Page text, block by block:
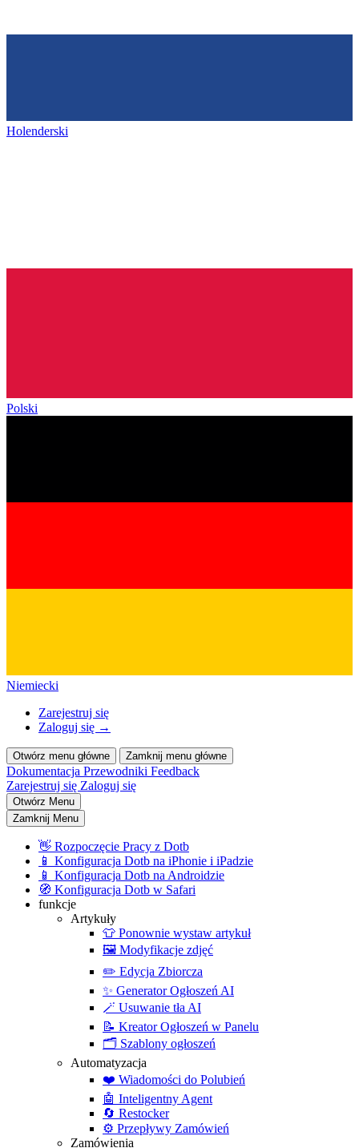
Holenderski
Polski
Niemiecki
Zarejestruj się
Zaloguj się →
Otwórz menu główne Zamknij menu główne
Dokumentacja Przewodniki Feedback
Zarejestruj się Zaloguj się
Otwórz Menu
Zamknij Menu
👋 Rozpoczęcie Pracy z Dotb
📱 Konfiguracja Dotb na iPhonie i iPadzie
📱 Konfiguracja Dotb na Androidzie
🧭 Konfiguracja Dotb w Safari
funkcje
Artykuły
👕 Ponownie wystaw artykuł
🖼️ Modyfikacje zdjęć
✏️ Edycja Zbiorcza
✨ Generator Ogłoszeń AI
🪄 Usuwanie tła AI
📝 Kreator Ogłoszeń w Panelu
🗂️ Szablony ogłoszeń
Automatyzacja
❤️ Wiadomości do Polubień
🤖 Inteligentny Agent
🔄 Restocker
⚙️ Przepływy Zamówień
Zamówienia